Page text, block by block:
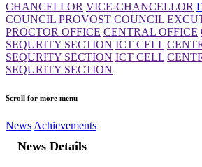
CHANCELLOR VICE-CHANCELLOR
COUNCIL PROVOST COUNCIL
PROCTOR OFFICE CENTRAL OFFICE
SEQURITY SECTION ICT CELL
SEQURITY SECTION ICT CELL
SEQURITY SECTION
Scroll for more menu
News Achievements
News Details